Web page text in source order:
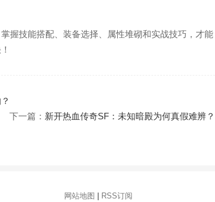
握技能搭配、装备选择、属性堆砌和实战技巧，才能
下一篇： 新开热血传奇SF：未知暗殿为何真假难辨？
网站地图 RSS订阅